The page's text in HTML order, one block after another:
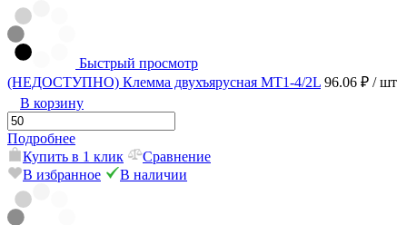
Быстрый просмотр
(НЕДОСТУПНО) Клемма двухъярусная MT1-4/2L 96.06 ₽ / шт
В корзину
Подробнее
Купить в 1 клик
Сравнение
В избранное
В наличии